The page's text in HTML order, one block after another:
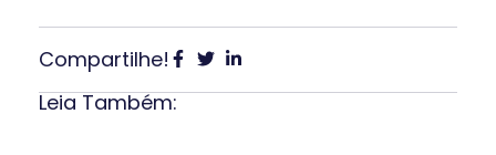
Compartilhe!
Leia Também: